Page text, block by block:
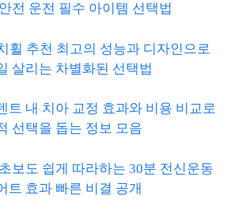
전 운전 필수 아이템 선택법
휠 추천 최고의 성능과 디자인으로
살리는 차별화된 선택법
트 내 치아 교정 효과와 비용 비교로
선택을 돕는 정보 모음
보도 쉽게 따라하는 30분 전신운동
트 효과 빠른 비결 공개